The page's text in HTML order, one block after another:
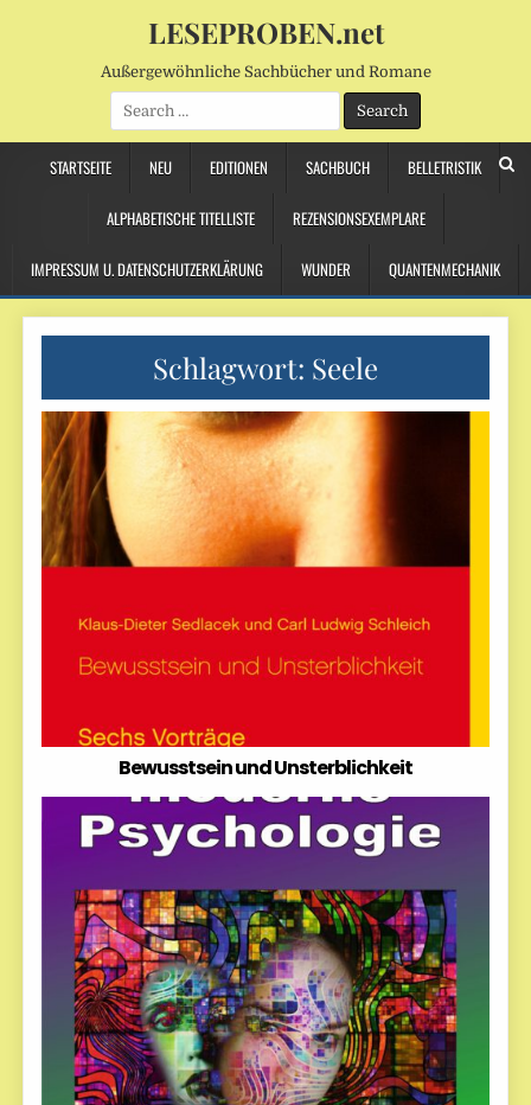
LESEPROBEN.net
Außergewöhnliche Sachbücher und Romane
Search
for:
STARTSEITE NEU EDITIONEN SACHBUCH BELLETRISTIK
ALPHABETISCHE TITELLISTE REZENSIONSEXEMPLARE
IMPRESSUM U. DATENSCHUTZERKLÄRUNG WUNDER QUANTENMECHANIK
Schlagwort: Seele
Bewusstsein und Unsterblichkeit